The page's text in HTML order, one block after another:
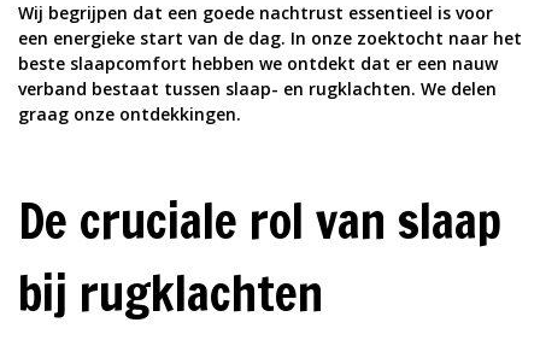
Wij begrijpen dat een goede nachtrust essentieel is voor
een energieke start van de dag. In onze zoektocht naar het
beste slaapcomfort hebben we ontdekt dat er een nauw
verband bestaat tussen slaap- en rugklachten. We delen
graag onze ontdekkingen.
De cruciale rol van slaap
bij rugklachten